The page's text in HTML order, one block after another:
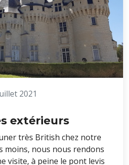
2021
extérieurs
très British chez notre
moins, nous nous rendons
visite, à peine le pont levis